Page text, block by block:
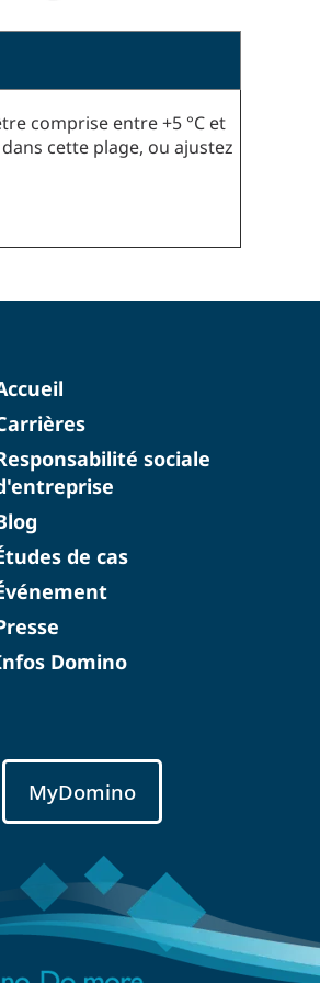
comprise entre +5 °C et
cette plage, ou ajustez
sociale
de cas
Domino
MyDomino